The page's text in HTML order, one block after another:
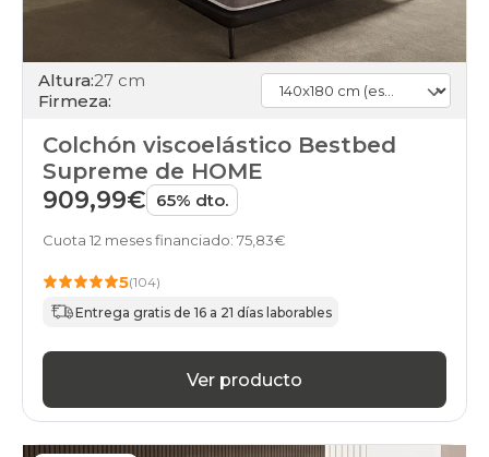
Altura:27 cm
Firmeza:
Colchón viscoelástico Bestbed
Supreme de HOME
909,99€ 65% dto.
Cuota 12 meses financiado: 75,83€
5(104)
Entrega gratis de 16 a 21 días laborables
Ver producto